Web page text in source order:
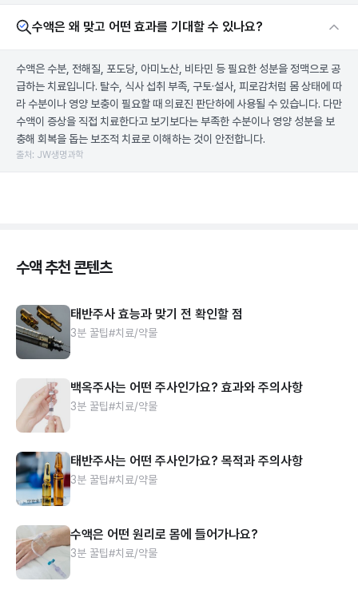
수액은 왜 맞고 어떤 효과를 기대할 수 있나요?
수액은 수분, 전해질, 포도당, 아미노산, 비타민 등 필요한 성분을 정맥으로 공
급하는 치료입니다. 탈수, 식사 섭취 부족, 구토·설사, 피로감처럼 몸 상태에 따
라 수분이나 영양 보충이 필요할 때 의료진 판단하에 사용될 수 있습니다. 다만
수액이 증상을 직접 치료한다고 보기보다는 부족한 수분이나 영양 성분을 보
충해 회복을 돕는 보조적 치료로 이해하는 것이 안전합니다.
출처: JW생명과학
수액 추천 콘텐츠
태반주사 효능과 맞기 전 확인할 점
3분 꿀팁#치료/약물
백옥주사는 어떤 주사인가요? 효과와 주의사항
3분 꿀팁#치료/약물
태반주사는 어떤 주사인가요? 목적과 주의사항
3분 꿀팁#치료/약물
수액은 어떤 원리로 몸에 들어가나요?
3분 꿀팁#치료/약물